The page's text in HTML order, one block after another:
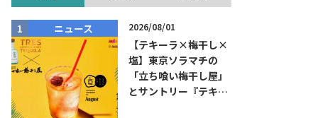
ニュース 2026/08/01
【テキーラ×梅干し×
塩】東京ソラマチの
「立ち喰い梅干し屋」
とサントリー『テキー